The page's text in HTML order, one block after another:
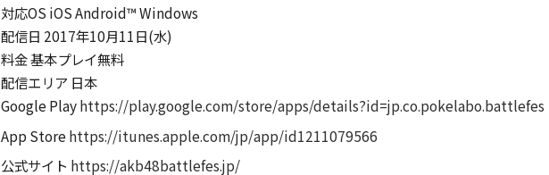
対応OS iOS Android™ Windows
配信日 2017年10月11日(水)
料金 基本プレイ無料
配信エリア 日本
Google Playhttps://play.google.com/store/apps/details?id=jp.co.pokelabo.battlefes
App Storehttps://itunes.apple.com/jp/app/id1211079566
公式サイト https://akb48battlefes.jp/